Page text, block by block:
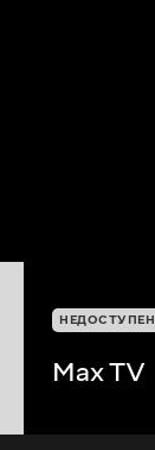
НЕДОСТУПЕН
Max TV